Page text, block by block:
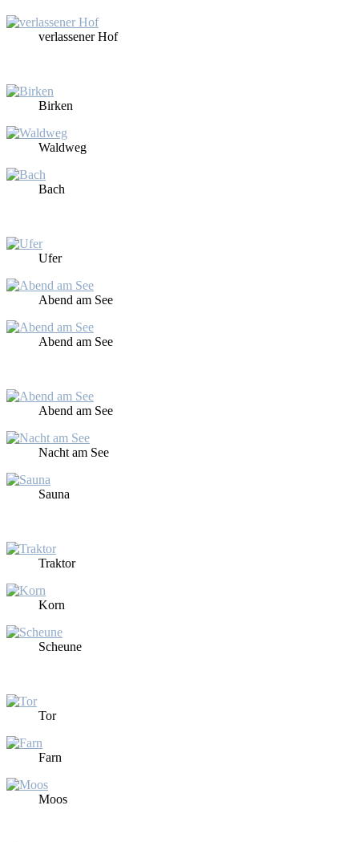
ver­las­se­ner Hof
Bir­ken
Wald­weg
Bach
Ufer
Abend am See
Abend am See
Abend am See
Nacht am See
Sau­na
Trak­tor
Korn
Scheu­ne
Tor
Farn
Moos